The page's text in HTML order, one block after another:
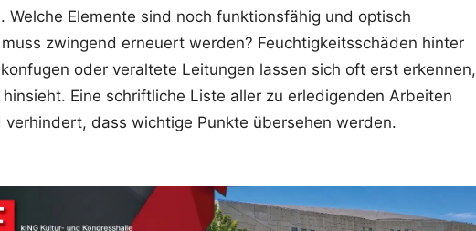
Welche Elemente sind noch funktionsfähig und optisch
zwingend erneuert werden? Feuchtigkeitsschäden hinter
oder veraltete Leitungen lassen sich oft erst erkennen,
Eine schriftliche Liste aller zu erledigenden Arbeiten
dass wichtige Punkte übersehen werden.